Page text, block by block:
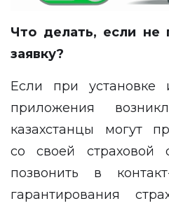
Что делать, если не
заявку?
Если при установке
приложения
казахстанцы могут
со своей страховой
позвонить в
гарантирования